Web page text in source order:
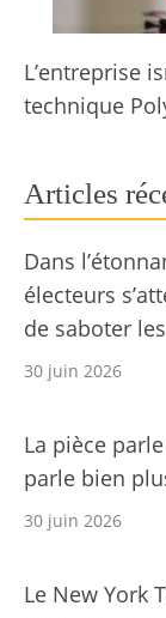
L’entreprise
technique
Articles
Dans
électeurs
de saboter
30 juin 2026
La pièce
parle bien
30 juin 2026
Le New York